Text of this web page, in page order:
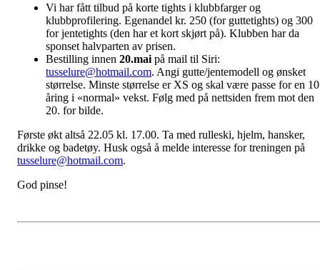
Vi har fått tilbud på korte tights i klubbfarger og
klubbprofilering. Egenandel kr. 250 (for guttetights) og 300
for jentetights (den har et kort skjørt på). Klubben har da
sponset halvparten av prisen.
Bestilling innen 20.mai på mail til Siri:
tusselure@hotmail.com. Angi gutte/jentemodell og ønsket
størrelse. Minste størrelse er XS og skal være passe for en 10
åring i «normal» vekst. Følg med på nettsiden frem mot den
20. for bilde.
Første økt altså 22.05 kl. 17.00. Ta med rulleski, hjelm, hansker,
drikke og badetøy. Husk også å melde interesse for treningen på
tusselure@hotmail.com.
God pinse!